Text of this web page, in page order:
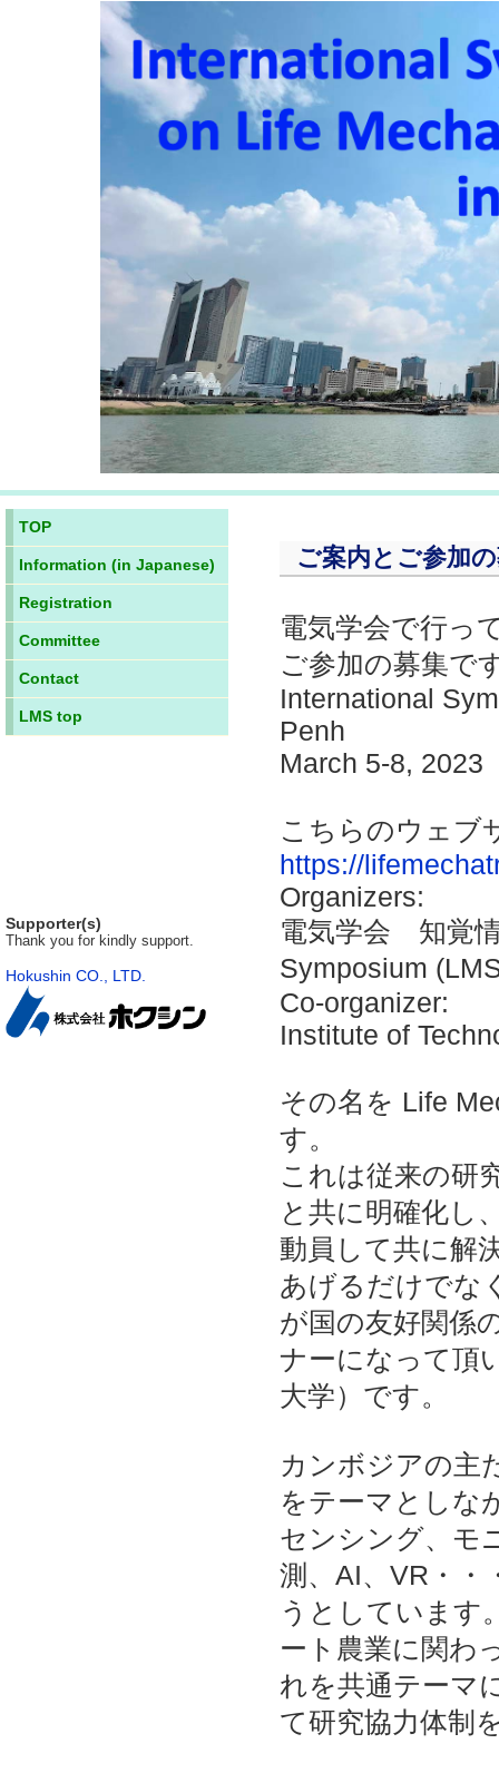
TOP
Information (in Japanese)
Registration
Committee
Contact
LMS top
Supporter(s)
Thank you for kindly support.
Hokushin CO., LTD.
ご案内とご参加
電気学会で行っ
ご参加の募集で
International
Penh
March 5-8, 2023
こちらのウェブ
https://
Organizers:
電気学会 知覚
Symposium
Co-organizer:
Institute of
その名を Life
す。
これは従来の研
と共に明確化し
動員して共に解
あげるだけでな
が国の友好関係
ナーになって頂
大学）です。
カンボジアの主
をテーマとしな
センシング、モ
測、AI、VR・・
うとしています
ート農業に関わ
れを共通テーマ
て研究協力体制